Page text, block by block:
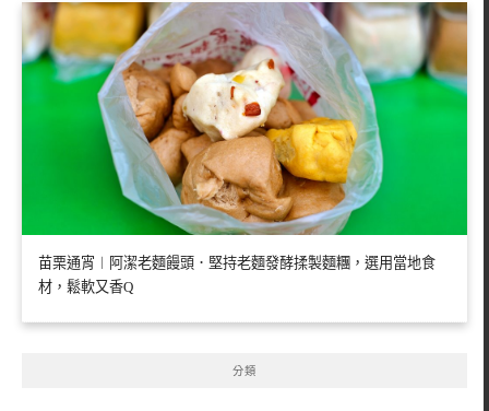
苗栗通宵︱阿潔老麵饅頭．堅持老麵發酵揉製麵糰，選用當地食
材，鬆軟又香Q
分類